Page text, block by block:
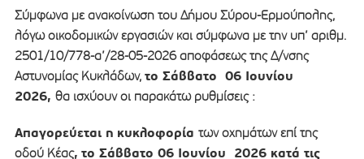
Σύμφωνα με ανακοίνωση του Δήμου Σύρου-Ερμούπολης,
λόγω οικοδομικών εργασιών και σύμφωνα με την υπ’ αριθμ.
2501/10/778-α’/28-05-2026 αποφάσεως της Δ/νσης
Αστυνομίας Κυκλάδων, το Σάββατο 06 Ιουνίου
2026, θα ισχύουν οι παρακάτω ρυθμίσεις :
Απαγορεύεται η κυκλοφορία των οχημάτων επί της
οδού Κέας, το Σάββατο 06 Ιουνίου 2026 κατά τις